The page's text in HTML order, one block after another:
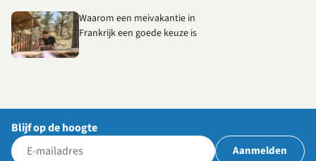
Waarom een meivakantie in
Frankrijk een goede keuze is
Blijf op de hoogte
Aanmelden